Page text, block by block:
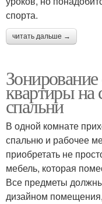
спорта.
читать дальше →
квартиры
спальни
В одной комнате
спальню и рабочее
приобретать не
мебель, которая
Все предметы
дизайном помещения,